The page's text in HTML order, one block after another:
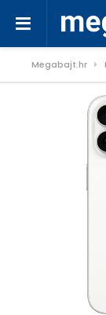
Megabajt.hr